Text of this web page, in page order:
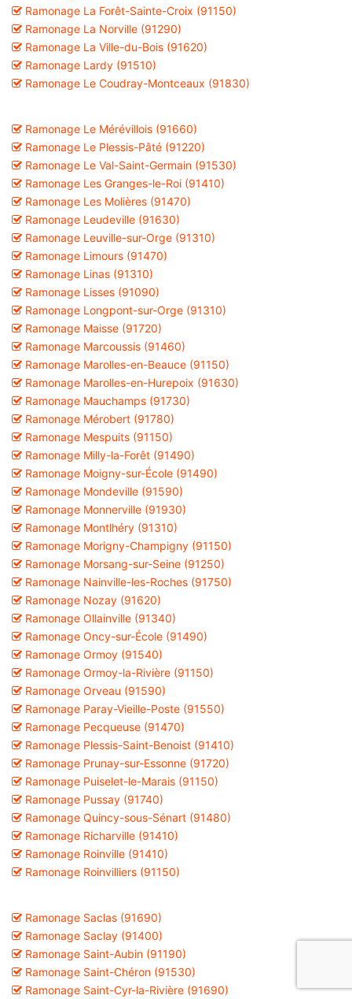
Ramonage La Forêt-Sainte-Croix (91150)
Ramonage La Norville (91290)
Ramonage La Ville-du-Bois (91620)
Ramonage Lardy (91510)
Ramonage Le Coudray-Montceaux (91830)
Ramonage Le Mérévillois (91660)
Ramonage Le Plessis-Pâté (91220)
Ramonage Le Val-Saint-Germain (91530)
Ramonage Les Granges-le-Roi (91410)
Ramonage Les Molières (91470)
Ramonage Leudeville (91630)
Ramonage Leuville-sur-Orge (91310)
Ramonage Limours (91470)
Ramonage Linas (91310)
Ramonage Lisses (91090)
Ramonage Longpont-sur-Orge (91310)
Ramonage Maisse (91720)
Ramonage Marcoussis (91460)
Ramonage Marolles-en-Beauce (91150)
Ramonage Marolles-en-Hurepoix (91630)
Ramonage Mauchamps (91730)
Ramonage Mérobert (91780)
Ramonage Mespuits (91150)
Ramonage Milly-la-Forêt (91490)
Ramonage Moigny-sur-École (91490)
Ramonage Mondeville (91590)
Ramonage Monnerville (91930)
Ramonage Montlhéry (91310)
Ramonage Morigny-Champigny (91150)
Ramonage Morsang-sur-Seine (91250)
Ramonage Nainville-les-Roches (91750)
Ramonage Nozay (91620)
Ramonage Ollainville (91340)
Ramonage Oncy-sur-École (91490)
Ramonage Ormoy (91540)
Ramonage Ormoy-la-Rivière (91150)
Ramonage Orveau (91590)
Ramonage Paray-Vieille-Poste (91550)
Ramonage Pecqueuse (91470)
Ramonage Plessis-Saint-Benoist (91410)
Ramonage Prunay-sur-Essonne (91720)
Ramonage Puiselet-le-Marais (91150)
Ramonage Pussay (91740)
Ramonage Quincy-sous-Sénart (91480)
Ramonage Richarville (91410)
Ramonage Roinville (91410)
Ramonage Roinvilliers (91150)
Ramonage Saclas (91690)
Ramonage Saclay (91400)
Ramonage Saint-Aubin (91190)
Ramonage Saint-Chéron (91530)
Ramonage Saint-Cyr-la-Rivière (91690)